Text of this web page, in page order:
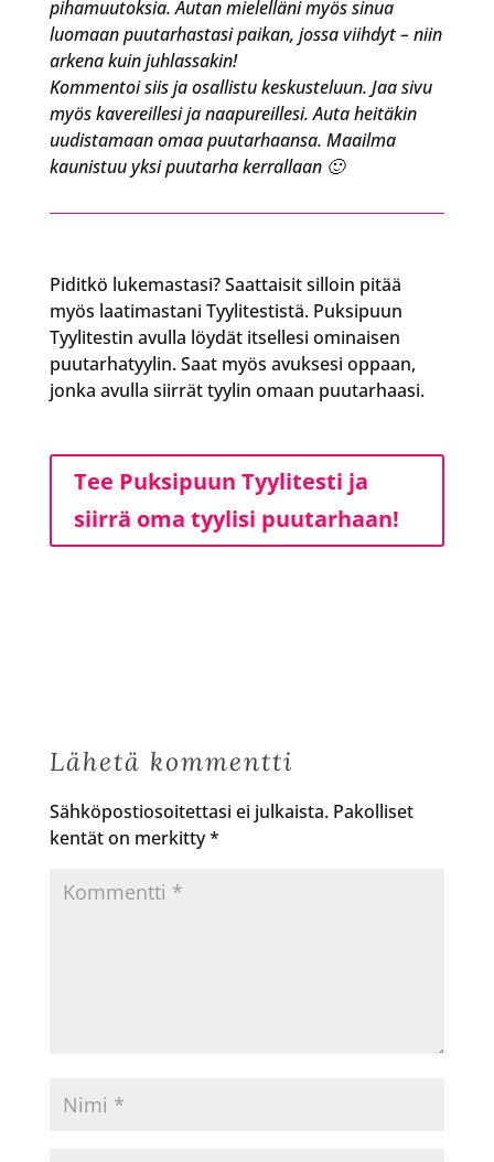
pihamuutoksia. Autan mielelläni myös sinua
luomaan puutarhastasi paikan, jossa viihdyt – niin
arkena kuin juhlassakin!
Kommentoi siis ja osallistu keskusteluun. Jaa sivu
myös kavereillesi ja naapureillesi. Auta heitäkin
uudistamaan omaa puutarhaansa. Maailma
kaunistuu yksi puutarha kerrallaan 🙂
Piditkö lukemastasi?Saattaisit silloin pitää
myös laatimastani Tyylitestistä. Puksipuun
Tyylitestin avulla löydät itsellesi ominaisen
puutarhatyylin. Saat myös avuksesi oppaan,
jonka avulla siirrät tyylin omaan puutarhaasi.
Tee Puksipuun Tyylitesti ja
siirrä oma tyylisi puutarhaan!
Lähetä kommentti
Sähköpostiosoitettasi ei julkaista. Pakolliset
kentät on merkitty*